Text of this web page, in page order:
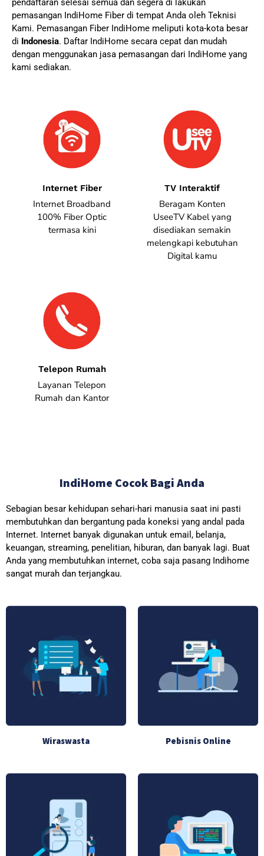
pendaftaran selesai semua dan segera di lakukan
pemasangan IndiHome Fiber di tempat Anda oleh Teknisi
Kami. Pemasangan Fiber IndiHome meliputi kota-kota besar
di Indonesia. Daftar IndiHome secara cepat dan mudah
dengan menggunakan jasa pemasangan dari IndiHome yang
kami sediakan.
Internet Fiber
Internet Broadband
100% Fiber Optic
termasa kini
TV Interaktif
Beragam Konten
UseeTV Kabel yang
disediakan semakin
melengkapi kebutuhan
Digital kamu
Telepon Rumah
Layanan Telepon
Rumah dan Kantor
IndiHome Cocok Bagi Anda
Sebagian besar kehidupan sehari-hari manusia saat ini pasti
membutuhkan dan bergantung pada koneksi yang andal pada
Internet. Internet banyak digunakan untuk email, belanja,
keuangan, streaming, penelitian, hiburan, dan banyak lagi. Buat
Anda yang membutuhkan internet, coba saja pasang Indihome
sangat murah dan terjangkau.
Wiraswasta Pebisnis Online